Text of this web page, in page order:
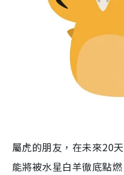
屬虎的朋友，在未來20
能將被水星白羊徹底點